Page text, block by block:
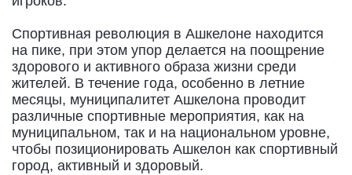
Спортивная революция в Ашкелоне находится
на пике, при этом упор делается на поощрение
здорового и активного образа жизни среди
жителей. В течение года, особенно в летние
месяцы, муниципалитет Ашкелона проводит
различные спортивные мероприятия, как на
муниципальном, так и на национальном уровне,
чтобы позиционировать Ашкелон как спортивный
город, активный и здоровый.